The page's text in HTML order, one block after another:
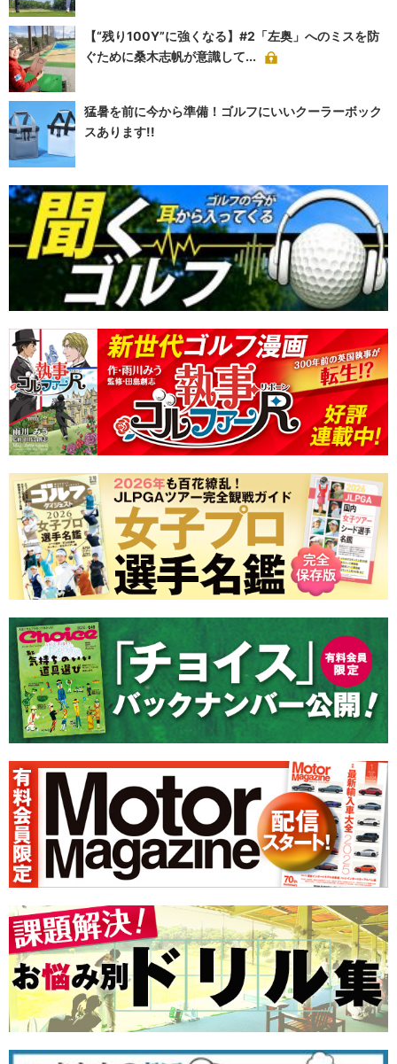
【“残り100Y”に強くなる】#2「左奥」へのミスを防
ぐために桑木志帆が意識して...
猛暑を前に今から準備！ゴルフにいいクーラーボック
スあります!!